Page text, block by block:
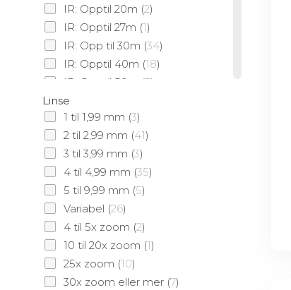
IR: Opptil 20m (2)
IR: Opptil 27m (1)
IR: Opp til 30m (34)
IR: Opptil 40m (18)
IR: Opptil 50m
(3)
IR: Opp til 60m
IR: Opp til 80m
IR: Opp til 100m
IR: Opp til 150m
IR: Opp til 200m(
IR: Opptil 250m
IR: Opp til 300m
IR: Opptil 500m
IR+LED: Opptil 30m
Ingen(2)
Linse
1 til 1,99 mm (3)
2 til 2,99 mm (41)
3 til 3,99 mm (3)
4 til 4,99 mm (35)
5 til 9,99 mm (5)
Variabel (26)
4 til 5x zoom (2)
10 til 20x zoom (1)
25x zoom (10)
30x zoom eller mer (7)